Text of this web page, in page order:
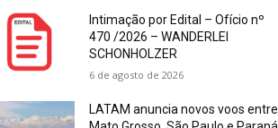
Intimação por Edital – Ofício nº
470 /2026 – WANDERLEI
SCHONHOLZER
6 de agosto de 2026
LATAM anuncia novos voos entre